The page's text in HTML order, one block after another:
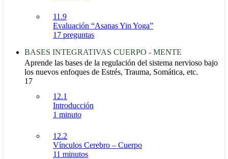
11.9
Evaluación “Asanas Yin Yoga”
17 preguntas
BASES INTEGRATIVAS CUERPO - MENTE
Aprende las bases de la regulación del sistema nervioso bajo
los nuevos enfoques de Estrés, Trauma, Somática, etc.
17
12.1
Introducción
1 minuto
12.2
Vínculos Cerebro – Cuerpo
11 minutos